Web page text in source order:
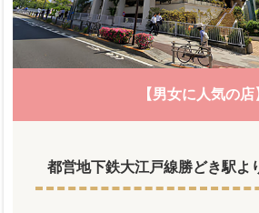
【男女に人気の店
都営地下鉄大江戸線勝どき駅よ